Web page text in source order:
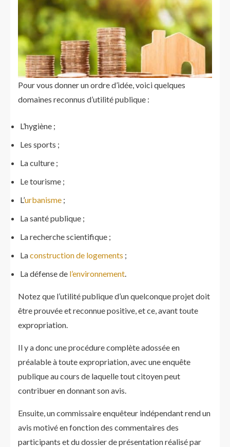
Pour vous donner un ordre d’idée, voici quelques
domaines reconnus d’utilité publique :
L’hygiène ;
Les sports ;
La culture ;
Le tourisme ;
L’urbanisme ;
La santé publique ;
La recherche scientifique ;
Laconstruction de logements ;
La défense de l’environnement.
Notez que l’utilité publique d’un quelconque projet doit
être prouvée et reconnue positive, et ce, avant toute
expropriation.
Il y a donc une procédure complète adossée en
préalable à toute expropriation, avec une enquête
publique au cours de laquelle tout citoyen peut
contribuer en donnant son avis.
Ensuite, un commissaire enquêteur indépendant rend un
avis motivé en fonction des commentaires des
participants et du dossier de présentation réalisé par